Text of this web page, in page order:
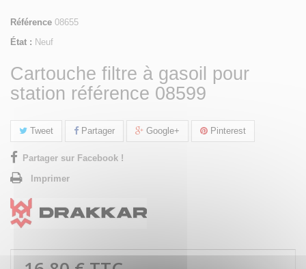
Référence 08655
État : Neuf
Cartouche filtre à gasoil pour
station référence 08599
Tweet Partager Google+ Pinterest
Partager sur Facebook !
Imprimer